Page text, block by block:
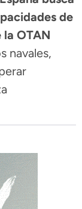
de
OTAN
navales,